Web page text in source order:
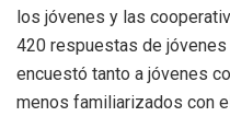
los jóvenes y las
420 respuestas de
encuestó tanto a jóvenes
menos familiarizados con